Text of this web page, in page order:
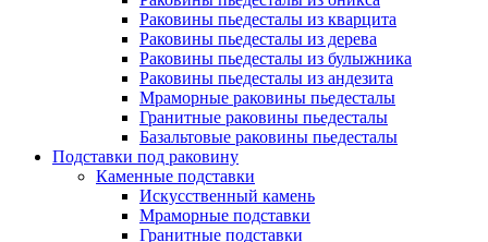
Раковины пьедесталы из кварцита
Раковины пьедесталы из дерева
Раковины пьедесталы из булыжника
Раковины пьедесталы из андезита
Мраморные раковины пьедесталы
Гранитные раковины пьедесталы
Базальтовые раковины пьедесталы
Подставки под раковину
Каменные подставки
Искусственный камень
Мраморные подставки
Гранитные подставки